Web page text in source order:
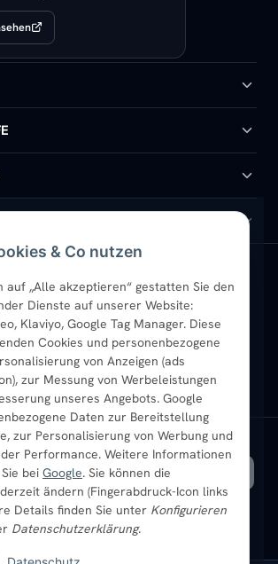
& Co nutzen
auf „Alle akzeptieren“ gestatten Sie den
Dienste auf unserer Website:
Klaviyo, Google Tag Manager. Diese
Cookies und personenbezogene
von Anzeigen (ads
zur Messung von Werbeleistungen
unseres Angebots. Google
Daten zur Bereitstellung
zur Personalisierung von Werbung und
Performance. Weitere Informationen
bei Google. Sie können die
ändern (Fingerabdruck-Icon links
Details finden Sie unter Konfigurieren
Datenschutzerklärung.
Ort
Jüchen
Konto
BadheizkörperHandtuchheizkörper
PaneelheizkörperVertikal-Heizkörper
Badheizkörper Schwarz
Heizkörper-ZubehörAktuelle Angebote